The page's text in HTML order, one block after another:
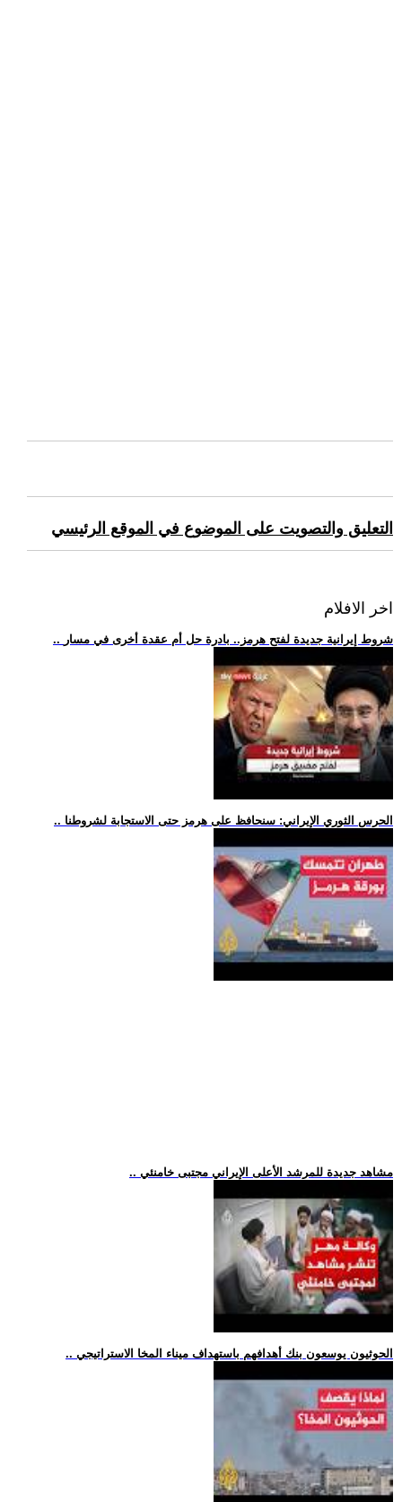
التعليق والتصويت على الموضوع في الموقع الرئيسي
اخر الافلام
.. شروط إيرانية جديدة لفتح هرمز.. بادرة حل أم عقدة أخرى في مسار
.. الحرس الثوري الإيراني: سنحافظ على هرمز حتى الاستجابة لشروطنا
.. مشاهد جديدة للمرشد الأعلى الإيراني مجتبى خامنئي
.. الحوثيون يوسعون بنك أهدافهم باستهداف ميناء المخا الاستراتيجي